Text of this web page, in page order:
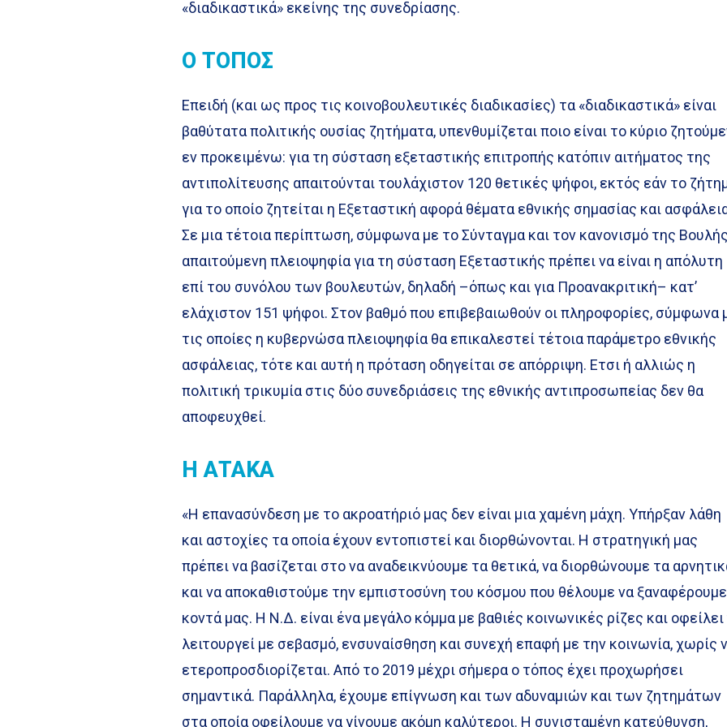
«διαδικαστικά» εκείνης της συνεδρίασης.
Ο ΤΟΠΟΣ
Επειδή (και ως προς τις κοινοβουλευτικές διαδικασίες) τα «διαδικαστικά» είναι
βαθύτατα πολιτικής ουσίας ζητήματα, υπενθυμίζεται ποιο είναι το κύριο
εν προκειμένω: για τη σύσταση εξεταστικής επιτροπής κατόπιν αιτήματος της
αντιπολίτευσης απαιτούνται τουλάχιστον 120 θετικές ψήφοι, εκτός εάν το
για το οποίο ζητείται η Εξεταστική αφορά θέματα εθνικής σημασίας και
Σε μια τέτοια περίπτωση, σύμφωνα με το Σύνταγμα και τον κανονισμό της
απαιτούμενη πλειοψηφία για τη σύσταση Εξεταστικής πρέπει να είναι η απόλυτη
επί του συνόλου των βουλευτών, δηλαδή –όπως και για Προανακριτική– κατ’
ελάχιστον 151 ψήφοι. Στον βαθμό που επιβεβαιωθούν οι πληροφορίες, σύμφωνα
τις οποίες η κυβερνώσα πλειοψηφία θα επικαλεστεί τέτοια παράμετρο εθνικής
ασφάλειας, τότε και αυτή η πρόταση οδηγείται σε απόρριψη. Ετσι ή αλλιώς η
πολιτική τρικυμία στις δύο συνεδριάσεις της εθνικής αντιπροσωπείας δεν θα
αποφευχθεί.
Η ΑΤΑΚΑ
«Η επανασύνδεση με το ακροατήριό μας δεν είναι μια χαμένη μάχη. Υπήρξαν λάθη
και αστοχίες τα οποία έχουν εντοπιστεί και διορθώνονται. Η στρατηγική μας
πρέπει να βασίζεται στο να αναδεικνύουμε τα θετικά, να διορθώνουμε τα
και να αποκαθιστούμε την εμπιστοσύνη του κόσμου που θέλουμε να ξαναφέρουμε
κοντά μας. Η Ν.Δ. είναι ένα μεγάλο κόμμα με βαθιές κοινωνικές ρίζες και οφείλει
λειτουργεί με σεβασμό, ενσυναίσθηση και συνεχή επαφή με την κοινωνία, χωρίς
ετεροπροσδιορίζεται. Από το 2019 μέχρι σήμερα ο τόπος έχει προχωρήσει
σημαντικά. Παράλληλα, έχουμε επίγνωση και των αδυναμιών και των ζητημάτων
στα οποία οφείλουμε να γίνουμε ακόμη καλύτεροι. Η συνισταμένη κατεύθυνση,